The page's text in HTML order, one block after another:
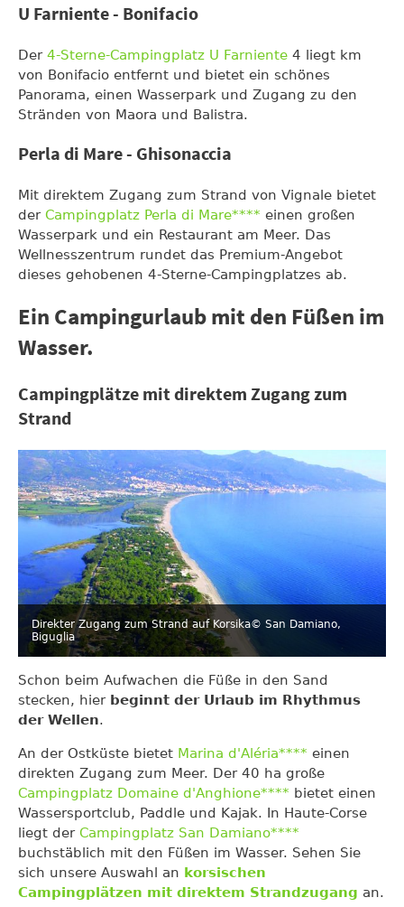
U Farniente - Bonifacio
Der 4-Sterne-Campingplatz U Farniente 4 liegt km
von Bonifacio entfernt und bietet ein schönes
Panorama, einen Wasserpark und Zugang zu den
Stränden von Maora und Balistra.
Perla di Mare - Ghisonaccia
Mit direktem Zugang zum Strand von Vignale bietet
der Campingplatz Perla di Mare**** einen großen
Wasserpark und ein Restaurant am Meer. Das
Wellnesszentrum rundet das Premium-Angebot
dieses gehobenen 4-Sterne-Campingplatzes ab.
Ein Campingurlaub mit den Füßen im
Wasser.
Campingplätze mit direktem Zugang zum
Strand
Direkter Zugang zum Strand auf Korsika© San Damiano,
Biguglia
Schon beim Aufwachen die Füße in den Sand
stecken, hierbeginnt der Urlaub im Rhythmus
der Wellen.
An der Ostküste bietet Marina d'Aléria**** einen
direkten Zugang zum Meer. Der 40 ha große
Campingplatz Domaine d'Anghione**** bietet einen
Wassersportclub, Paddle und Kajak. In Haute-Corse
liegt der Campingplatz San Damiano****
buchstäblich mit den Füßen im Wasser. Sehen Sie
sich unsere Auswahl an korsischen
Campingplätzen mit direktem Strandzugang an.